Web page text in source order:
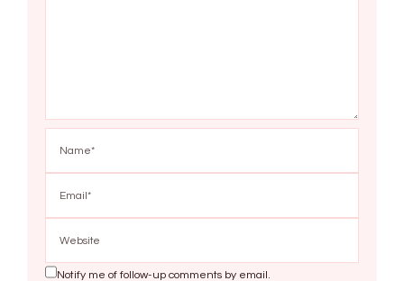
Notify me of follow-up comments by email.